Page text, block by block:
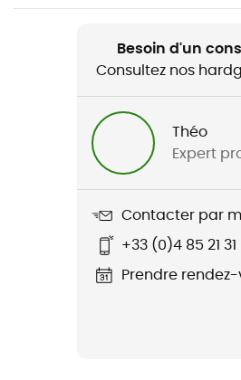
Poids
Nom du produit
100 % polyamide
Besoin d'un
Consultez nos
Théo
Expert
Contacter par
+33 (0)4 85 21 31
Prendre